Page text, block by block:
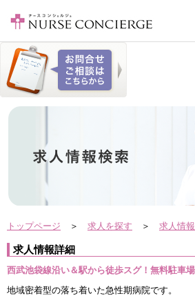
トップページ ＞ 求人を探す ＞ 求人情
求人情報詳細
西武池袋線沿い＆駅から徒歩スグ！無料駐車
地域密着型の落ち着いた急性期病院です。